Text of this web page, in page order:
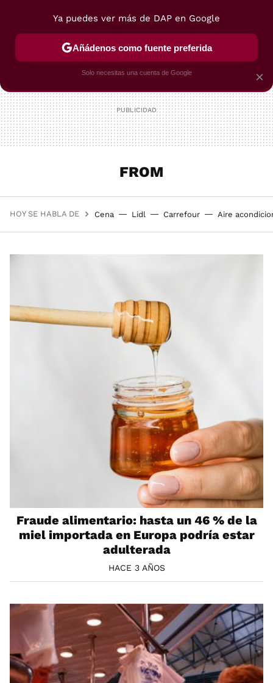
POSTRES VIAJES SELECCIÓN VEGUI
FROM
HOY SE HABLA DE Cena Lidl Carrefour Aire
Fraude alimentario: hasta un 46 % de la
miel importada en Europa podría estar
adulterada
HACE 3 AÑOS
×
Ya puedes ver más de DAP en Google
Añádenos como fuente preferida
Solo necesitas una cuenta de Google